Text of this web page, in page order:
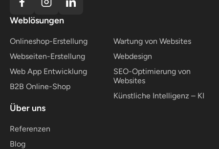
Zeitrahmens sowie Budgets bleibt.
Weblösungen
Onlineshop-Erstellung
Webseiten-Erstellung
Web App Entwicklung
B2B Online-Shop
Wartung von Websites
Webdesign
SEO-Optimierung von
Websites
Künstliche Intelligenz – KI
Über uns
Referenzen
Blog